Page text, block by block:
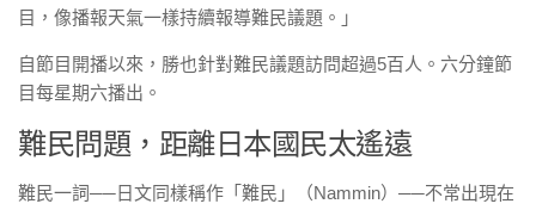
目，像播報天氣一樣持續報導難民議題。」
自節目開播以來，勝也針對難民議題訪問超過5百人。六分鐘節
目每星期六播出。
難民問題，距離日本國民太遙遠
難民一詞──日文同樣稱作「難民」（Nammin）──不常出現在